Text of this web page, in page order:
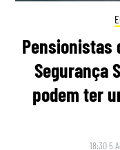
Pensionistas
Segurança
podem ter
18:30 5